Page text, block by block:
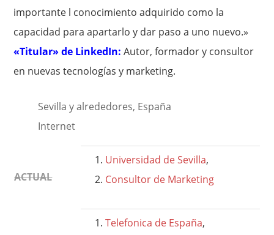
importante l conocimiento adquirido como la
capacidad para apartarlo y dar paso a uno nuevo.»
«Titular» de LinkedIn:Autor, formador y consultor
en nuevas tecnologías y marketing.
Sevilla y alrededores, España
Internet
ACTUAL
Universidad de Sevilla,
Consultor de Marketing
Telefonica de España,